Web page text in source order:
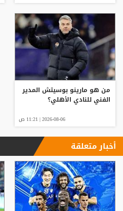
من هو مارينو بوسيتش المدير
الفني للنادي الأهلي؟
2026-08-06 | 11:21 ص
أخبار متعلقة